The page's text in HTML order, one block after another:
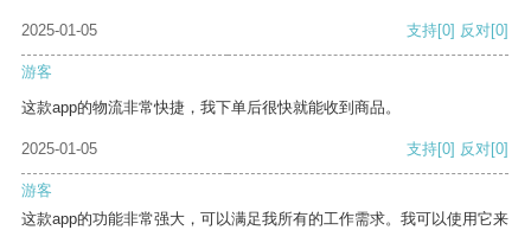
2025-01-05 支持[0] 反对[0]
游客
这款app的物流非常快捷，我下单后很快就能收到商品。
2025-01-05 支持[0] 反对[0]
游客
这款app的功能非常强大，可以满足我所有的工作需求。我可以使用它来